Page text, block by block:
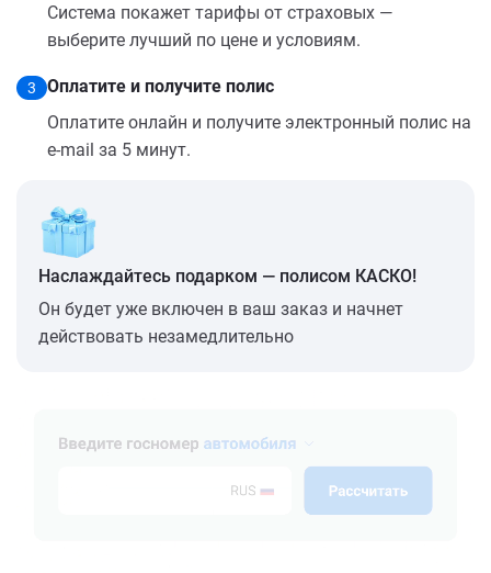
Система покажет тарифы от страховых —
выберите лучший по цене и условиям.
3
Оплатите и получите полис
Оплатите онлайн и получите электронный полис на
e-mail за 5 минут.
Наслаждайтесь подарком — полисом КАСКО!
Он будет уже включен в ваш заказ и начнет
действовать незамедлительно